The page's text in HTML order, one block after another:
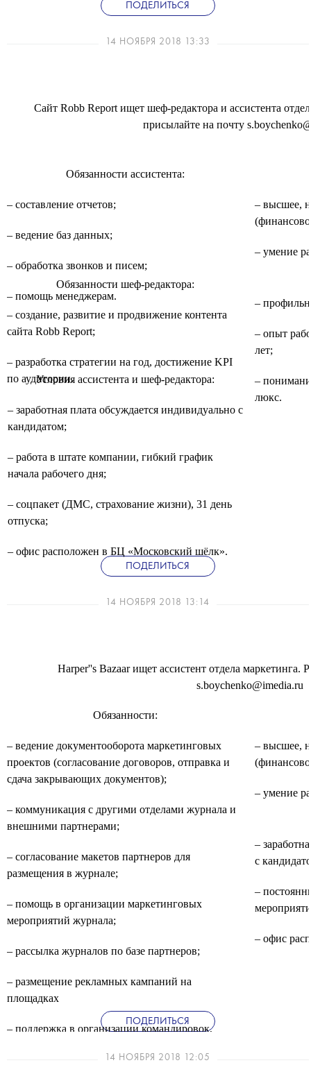
ПОДЕЛИТЬСЯ
14 НОЯБРЯ 2018 13:33
Сайт Robb Report ищет шеф-редактора и ассистента
присылайте на почту
Обязанности ассистента:
– составление отчетов;
– ведение баз данных;
– обработка звонков и писем;
– помощь менеджерам.
– высшее,
– умение
–
– опыт
лет;
–
люкс.
Обязанности шеф-редактора:
– создание, развитие и продвижение контента
сайта Robb Report;
– разработка стратегии на год, достижение KPI
по аудитории.
Условия ассистента и шеф-редактора:
– заработная плата обсуждается индивидуально с
кандидатом;
– работа в штате компании, гибкий график
начала рабочего дня;
– соцпакет (ДМС, страхование жизни), 31 день
отпуска;
– офис расположен в БЦ «Московский шёлк».
ПОДЕЛИТЬСЯ
14 НОЯБРЯ 2018 13:14
Harper''s Bazaar ищет ассистент отдела маркетинга.
s.boychenko@imedia.ru
Обязанности:
– ведение документооборота маркетинговых
проектов (согласование договоров, отправка и
сдача закрывающих документов);
– коммуникация с другими отделами журнала и
внешними партнерами;
– согласование макетов партнеров для
размещения в журнале;
– помощь в организации маркетинговых
мероприятий журнала;
– рассылка журналов по базе партнеров;
– размещение рекламных кампаний на
площадках
– поддержка в организации командировок,
– высшее,
– умение
–
с
–
– офис
ПОДЕЛИТЬСЯ
14 НОЯБРЯ 2018 12:05